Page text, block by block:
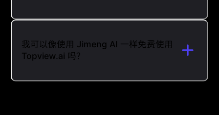
我可以像使用 Jimeng AI 一样免费使用
Topview.ai 吗？